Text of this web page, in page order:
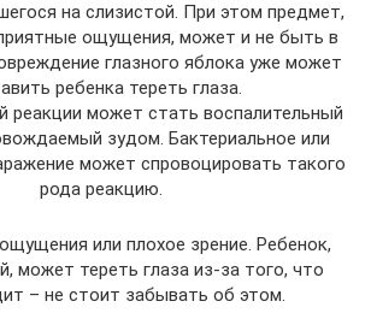
на слизистой. При этом предмет,
ощущения, может и не быть в
глазного яблока уже может
ребенка тереть глаза.
реакции может стать воспалительный
зудом. Бактериальное или
может спровоцировать такого
рода реакцию.
или плохое зрение. Ребенок,
может тереть глаза из-за того, что
– не стоит забывать об этом.